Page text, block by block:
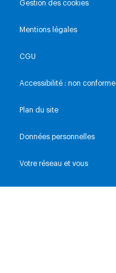
Gestion des cookies
Mentions légales
CGU
Accessibilité : non conforme
Plan du site
Données personnelles
Votre réseau et vous